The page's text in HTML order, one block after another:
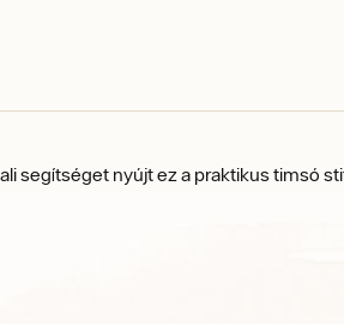
segítséget nyújt ez a praktikus timsó